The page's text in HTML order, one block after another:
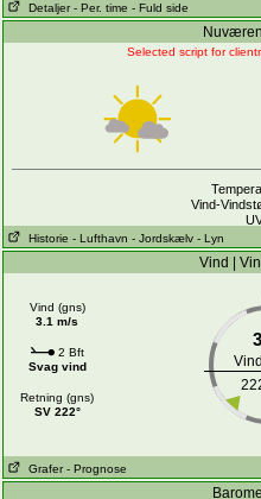
Detaljer - Per. time - Fuld side
Selected script for
Vind-
Historie - Lufthavn - Jordskælv - Lyn
Vind |
Vind (gns)
3.1 m/s
2 Bft
Svag vind
Retning (gns)
SV 222°
3
Vind
Grafer - Prognose